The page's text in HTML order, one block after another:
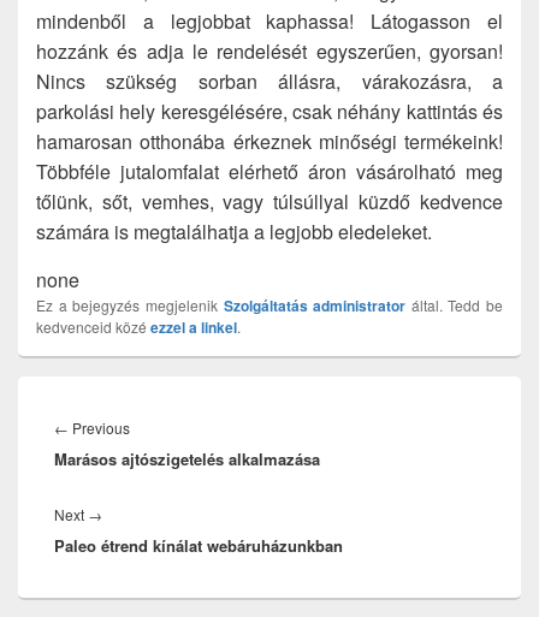
mindenből a legjobbat kaphassa! Látogasson el
hozzánk és adja le rendelését egyszerűen, gyorsan!
Nincs szükség sorban állásra, várakozásra, a
parkolási hely keresgélésére, csak néhány kattintás és
hamarosan otthonába érkeznek minőségi termékeink!
Többféle jutalomfalat elérhető áron vásárolható meg
tőlünk, sőt, vemhes, vagy túlsúllyal küzdő kedvence
számára is megtalálhatja a legjobb eledeleket.
none
Ez a bejegyzés megjelenik Szolgáltatás administrator által. Tedd be
kedvenceid közé ezzel a linkel.
navigáció
← PreviousPrevious
post:
Marásos ajtószigetelés alkalmazása
Next →
post:
Paleo étrend kínálat webáruházunkban